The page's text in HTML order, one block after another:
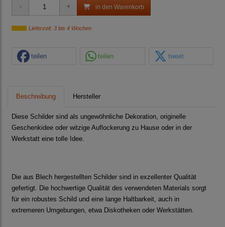
in den Warenkorb
Lieferzeit: 3 bis 4 Wochen
teilen teilen tweet
Beschreibung Hersteller
Diese Schilder sind als ungewöhnliche Dekoration, originelle
Geschenkidee oder witzige Auflockerung zu Hause oder in der
Werkstatt eine tolle Idee.
Die aus Blech hergestellten Schilder sind in exzellenter Qualität
gefertigt. Die hochwertige Qualität des verwendeten Materials sorgt
für ein robustes Schild und eine lange Haltbarkeit, auch in
extremeren Umgebungen, etwa Diskotheken oder Werkstätten.